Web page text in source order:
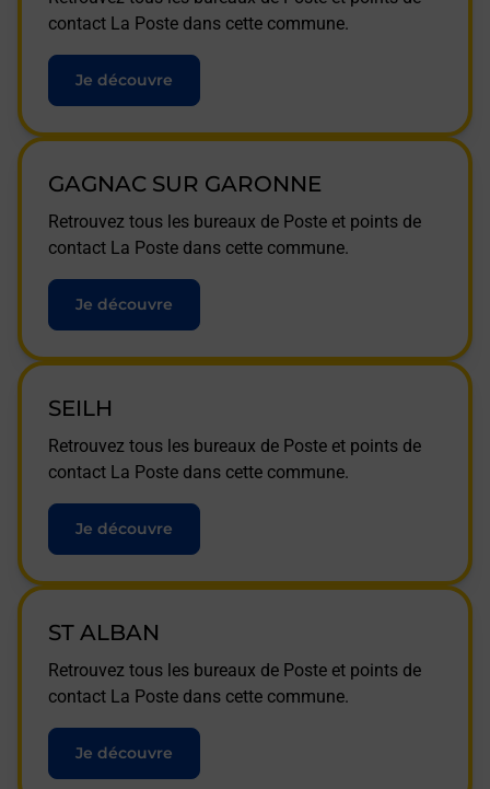
contact La Poste dans cette commune.
Je découvre
GAGNAC SUR GARONNE
Retrouvez tous les bureaux de Poste et points de
contact La Poste dans cette commune.
Je découvre
SEILH
Retrouvez tous les bureaux de Poste et points de
contact La Poste dans cette commune.
Je découvre
ST ALBAN
Retrouvez tous les bureaux de Poste et points de
contact La Poste dans cette commune.
Je découvre